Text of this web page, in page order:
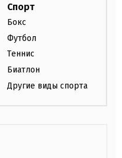
Спорт
Бокс
Футбол
Теннис
Биатлон
Другие виды спорта